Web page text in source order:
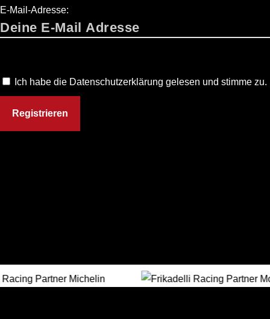
E-Mail-Adresse:
Ich habe die Datenschutzerklärung gelesen und stimme zu.